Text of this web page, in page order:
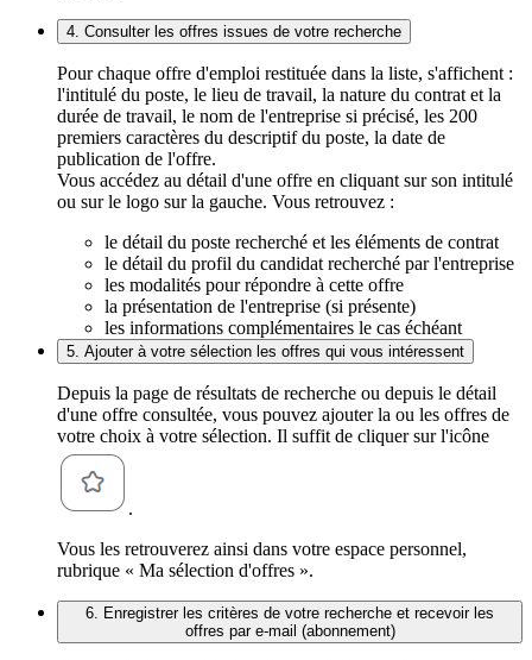
4. Consulter les offres issues de votre recherche
Pour chaque offre d'emploi restituée dans la liste, s'affichent :
l'intitulé du poste, le lieu de travail, la nature du contrat et la
durée de travail, le nom de l'entreprise si précisé, les 200
premiers caractères du descriptif du poste, la date de
publication de l'offre.
Vous accédez au détail d'une offre en cliquant sur son intitulé
ou sur le logo sur la gauche. Vous retrouvez :
le détail du poste recherché et les éléments de contrat
le détail du profil du candidat recherché par l'entreprise
les modalités pour répondre à cette offre
la présentation de l'entreprise (si présente)
les informations complémentaires le cas échéant
5. Ajouter à votre sélection les offres qui vous intéressent
Depuis la page de résultats de recherche ou depuis le détail
d'une offre consultée, vous pouvez ajouter la ou les offres de
votre choix à votre sélection. Il suffit de cliquer sur l'icône
.
Vous les retrouverez ainsi dans votre espace personnel,
rubrique « Ma sélection d'offres ».
6. Enregistrer les critères de votre recherche et recevoir les
offres par e-mail (abonnement)